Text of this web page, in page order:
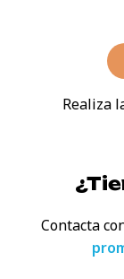
Realiza
Contacta